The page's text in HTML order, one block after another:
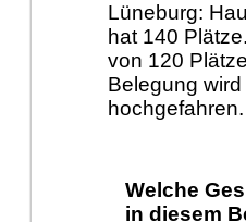
Lüneburg:
hat 140
von 120
Belegung
hochgefahren.
Welche
in diesem